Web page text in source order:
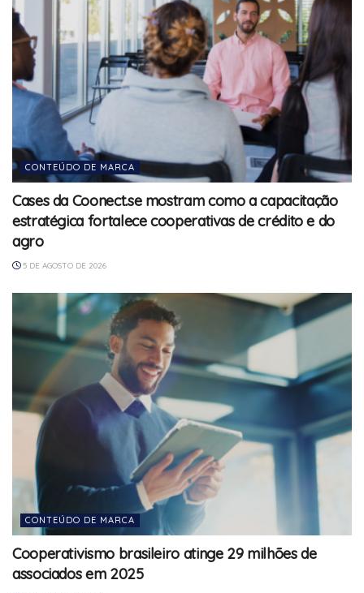
CONTEÚDO DE MARCA
Cases da Coonect.se mostram como a capacitação
estratégica fortalece cooperativas de crédito e do
agro
5 DE AGOSTO DE 2026
CONTEÚDO DE MARCA
Cooperativismo brasileiro atinge 29 milhões de
associados em 2025